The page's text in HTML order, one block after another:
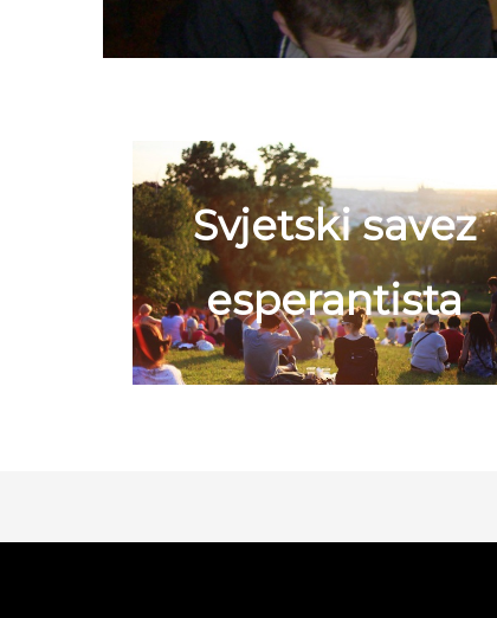
Svjetski savez
esperantista